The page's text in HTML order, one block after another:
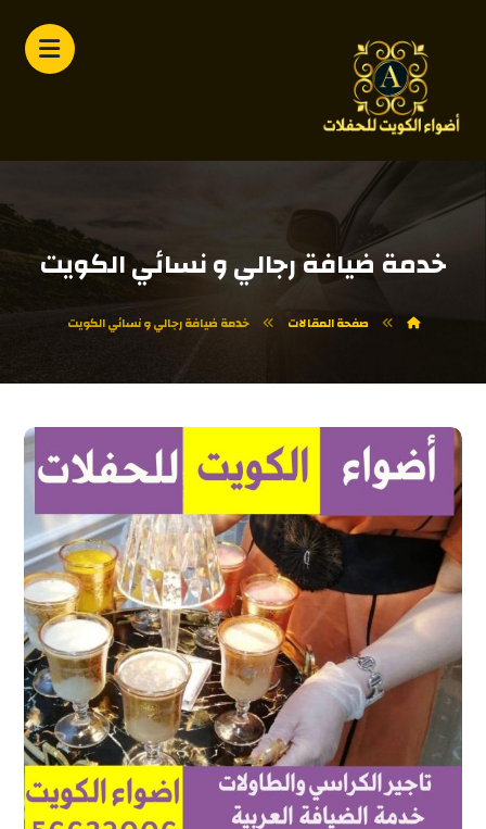
خدمة ضيافة رجالي و نسائي الكويت
صفحة المقالات خدمة ضيافة رجالي و نسائي الكويت